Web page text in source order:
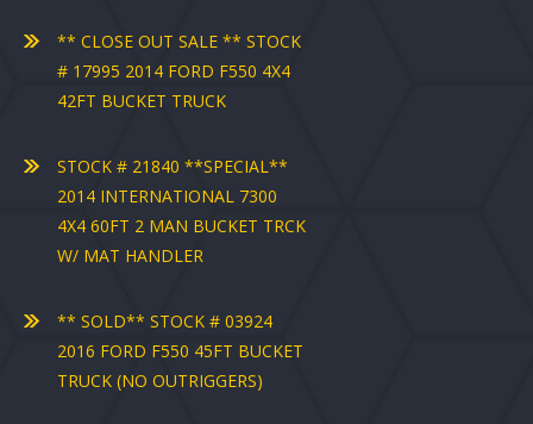
** CLOSE OUT SALE ** STOCK
# 17995 2014 FORD F550 4X4
42FT BUCKET TRUCK
STOCK # 21840 **SPECIAL**
2014 INTERNATIONAL 7300
4X4 60FT 2 MAN BUCKET TRCK
W/ MAT HANDLER
** SOLD** STOCK # 03924
2016 FORD F550 45FT BUCKET
TRUCK (NO OUTRIGGERS)